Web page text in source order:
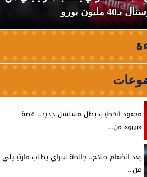
بـ40 مليون يورو
محمود الخطيب بطل مسلسل جديد.. قصة
«بيبو» من...
بعد انضمام صلاح.. جالطة سراي يطلب مارتينيلي
من...